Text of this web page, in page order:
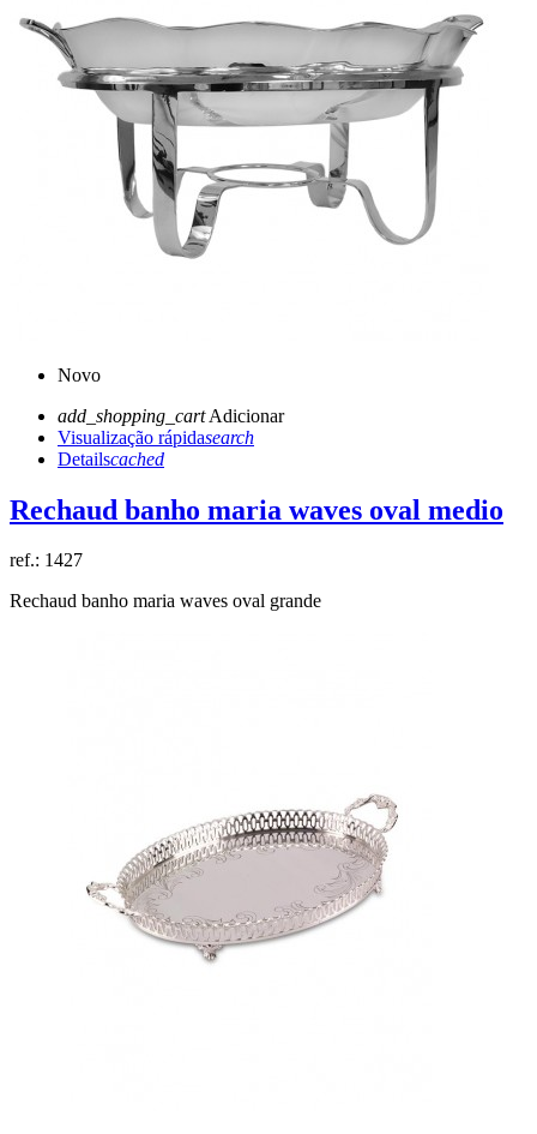
Novo
add_shopping_cartAdicionar
Visualização rápidasearch
Detailscached
Rechaud banho maria waves oval medio
ref.: 1427
Rechaud banho maria waves oval grande